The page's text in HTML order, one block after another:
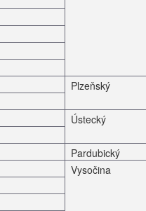
Plzeňský
Ústecký
Pardubický
Vysočina